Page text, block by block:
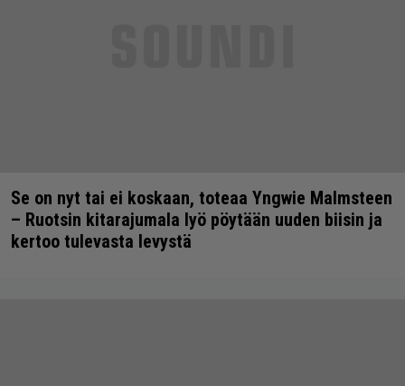
Se on nyt tai ei koskaan, toteaa Yngwie Malmsteen
– Ruotsin kitarajumala lyö pöytään uuden biisin ja
kertoo tulevasta levystä